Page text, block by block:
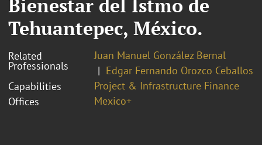
Bienestar del Istmo de
Tehuantepec, México.
Related
Professionals
Juan Manuel González Bernal
Edgar Fernando Orozco Ceballos
Capabilities
Project & Infrastructure Finance
Offices
Mexico+